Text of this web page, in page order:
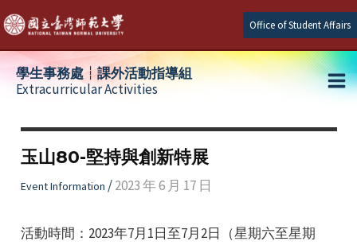
Skip
to
content
Office of Student Affairs
學生事務處┆課外活動指導組
Extracurricular Activities
玉山80-堅持與創新特展
Event Information /2023 年 6 月 17 日
活動時間：2023年7月1日至7月2日（星期六至星期